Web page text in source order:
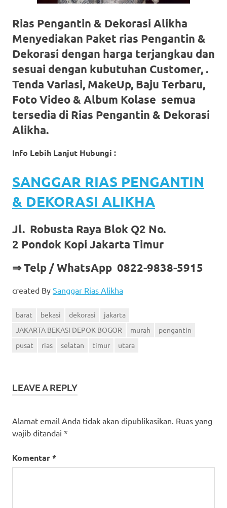
Rias Pengantin & Dekorasi Alikha
Menyediakan Paket rias Pengantin &
Dekorasi dengan harga terjangkau dan
sesuai dengan kubutuhan Customer, .
Tenda Variasi, MakeUp, Baju Terbaru,
Foto Video & Album Kolase semua
tersedia di Rias Pengantin & Dekorasi
Alikha.
Info Lebih Lanjut Hubungi :
SANGGAR RIAS PENGANTIN
& DEKORASI ALIKHA
Jl. Robusta Raya Blok Q2 No.
2 Pondok Kopi Jakarta Timur
⇒ Telp / WhatsApp 0822-9838-5915
created By Sanggar Rias Alikha
barat bekasi dekorasi
jakarta
JAKARTA BEKASI DEPOK BOGOR
murah
pengantin
pusat
rias selatan timur utara
LEAVE A REPLY
Alamat email Anda tidak akan dipublikasikan. Ruas yang
wajib ditandai *
Komentar*